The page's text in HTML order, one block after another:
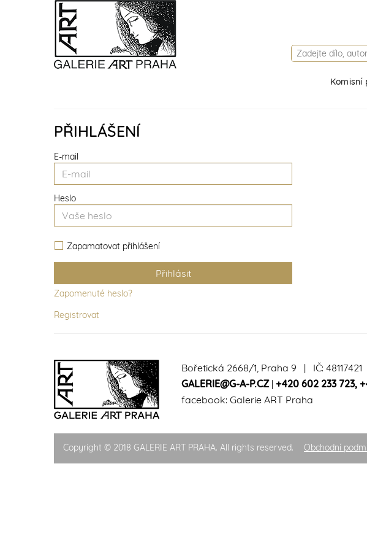
Komisní
PŘIHLÁŠENÍ
E-mail
Heslo
Zapamatovat přihlášení
Zapomenuté heslo?
Registrovat
Bořetická 2668/1, Praha 9 | IČ: 48117421
GALERIE@G-A-P.CZ| +420 602 233 723,
facebook: Galerie ART Praha
Copyright © 2018 GALERIE ART PRAHA. All rights reserved. Obchodní